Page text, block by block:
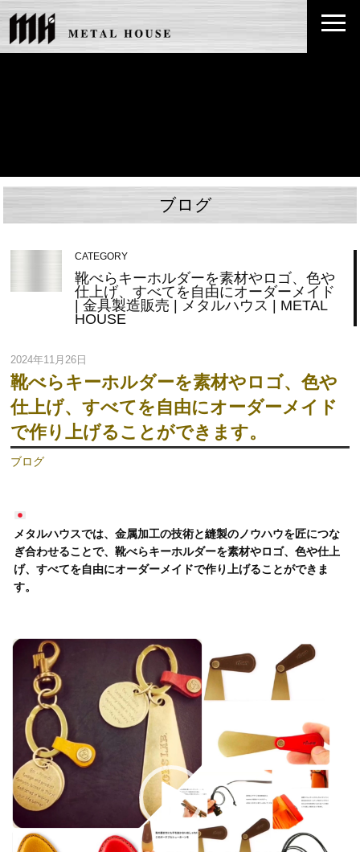
ブログ
CATEGORY
靴べらキーホルダーを素材やロゴ、色や
仕上げ、すべてを自由にオーダーメイド
| 金具製造販売 | メタルハウス | METAL
HOUSE
2024年11月26日
靴べらキーホルダーを素材やロゴ、色や
仕上げ、すべてを自由にオーダーメイド
で作り上げることができます。
ブログ
メタルハウスでは、金属加工の技術と縫製のノウハウを匠につな
ぎ合わせることで、靴べらキーホルダーを素材やロゴ、色や仕上
げ、すべてを自由にオーダーメイドで作り上げることができま
す。
動